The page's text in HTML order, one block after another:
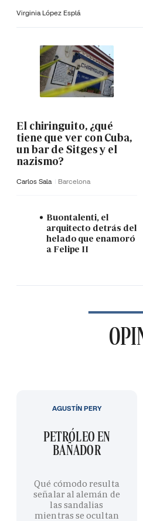
Virginia López Esplá
El chiringuito, ¿qué
tiene que ver con Cuba,
un bar de Sitges y el
nazismo?
Carlos Sala Barcelona
Buontalenti, el
arquitecto detrás del
helado que enamoró
a Felipe II
PETRÓLEO EN
BAÑADOR
Qué cómodo resulta
señalar al alemán de
las sandalias
mientras se ocultan
AGUSTÍN PERY